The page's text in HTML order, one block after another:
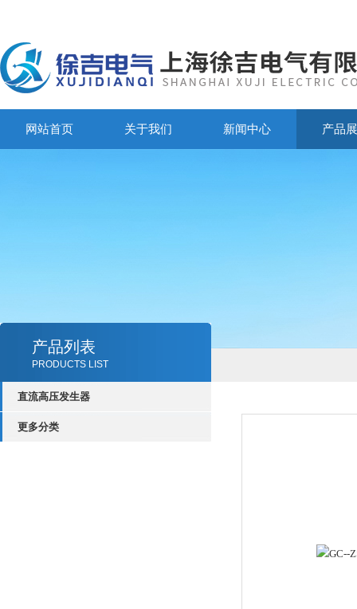
网站首页 关于我们 新闻中心 产品
产品列表
PRODUCTS LIST
直流高压发生器
更多分类